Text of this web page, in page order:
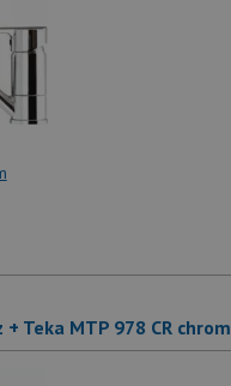
+ Teka MTP 978 CR chrom